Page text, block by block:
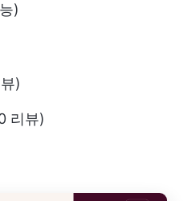
)
)
리뷰)